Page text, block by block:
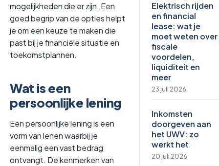
mogelijkheden die er zijn. Een
goed begrip van de opties helpt
je om een keuze te maken die
past bij je financiële situatie en
toekomstplannen.
Wat is een
persoonlijke lening
Een persoonlijke lening is een
vorm van lenen waarbij je
eenmalig een vast bedrag
ontvangt. De kenmerken van
Elektrisch rijden
en financial
lease: wat je
moet weten over
fiscale
voordelen,
liquiditeit en
meer
23 juli 2026
Inkomsten
doorgeven aan
het UWV: zo
werkt het
20 juli 2026